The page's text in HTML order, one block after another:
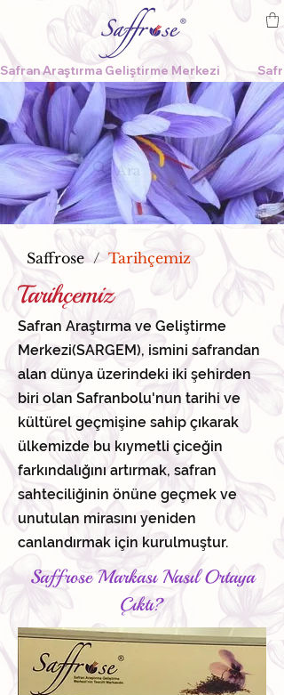
Safran Araştırma Geliştirme Merkezi
Saffrose / Tarihçemiz
Tarihçemiz
Safran Araştırma ve Geliştirme
Merkezi(SARGEM), ismini safrandan
alan dünya üzerindeki iki şehirden
biri olan Safranbolu'nun tarihi ve
kültürel geçmişine sahip çıkarak
ülkemizde bu kıymetli çiceğin
farkındalığını artırmak, safran
sahteciliğinin önüne geçmek ve
unutulan mirasını yeniden
canlandırmak için kurulmuştur.
Saffrose Markası Nasıl Ortaya
Çıktı?